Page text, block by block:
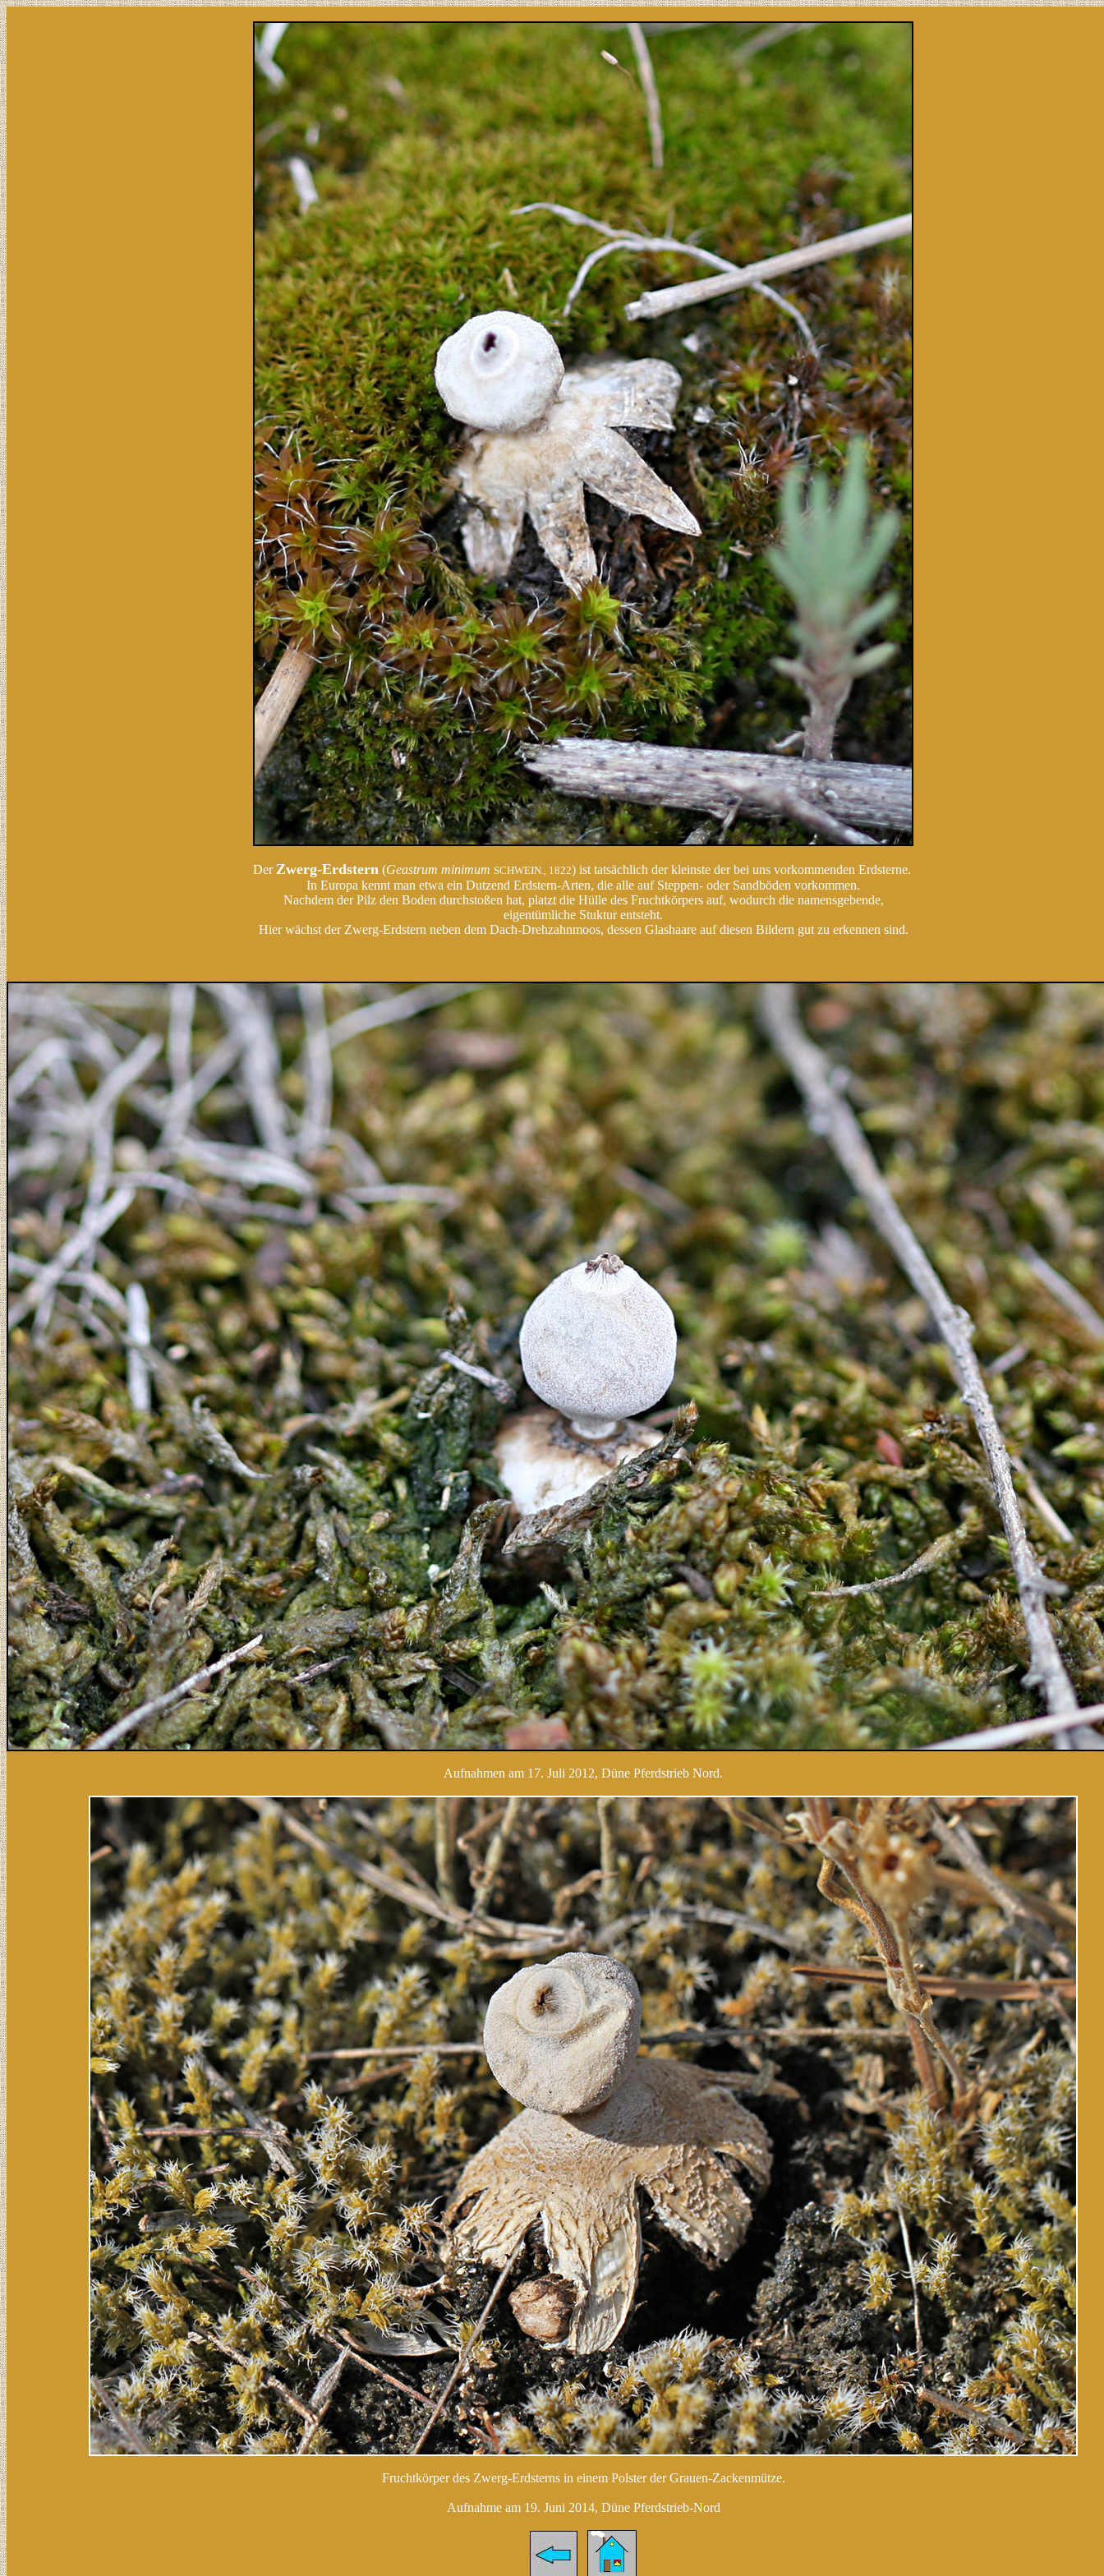
DerZwerg-Erdstern (Geastrum minimum SCHWEIN., 1822) ist tatsächlich der kleinste der bei uns vorkommenden Erdsterne.
In Europa kennt man etwa ein Dutzend Erdstern-Arten, die alle auf Steppen- oder Sandböden vorkommen.
Nachdem der Pilz den Boden durchstoßen hat, platzt die Hülle des Fruchtkörpers auf, wodurch die namensgebende,
eigentümliche Stuktur entsteht.
Hier wächst der Zwerg-Erdstern neben dem Dach-Drehzahnmoos, dessen Glashaare auf diesen Bildern gut zu erkennen sind.
Aufnahmen am 17. Juli 2012, Düne Pferdstrieb Nord.
Fruchtkörper des Zwerg-Erdsterns in einem Polster der Grauen-Zackenmütze.
Aufnahme am 19. Juni 2014, Düne Pferdstrieb-Nord